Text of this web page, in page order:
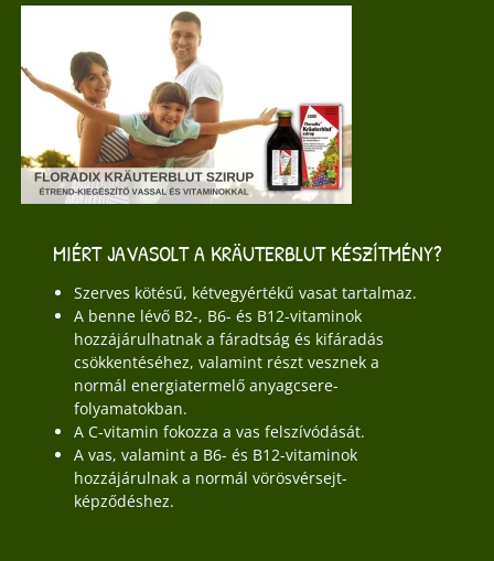
MIÉRT JAVASOLT A KRÄUTERBLUT KÉSZÍTMÉNY?
Szerves kötésű, kétvegyértékű vasat tartalmaz.
A benne lévő B2-, B6- és B12-vitaminok
hozzájárulhatnak a fáradtság és kifáradás
csökkentéséhez, valamint részt vesznek a
normál energiatermelő anyagcsere-
folyamatokban.
A C-vitamin fokozza a vas felszívódását.
A vas, valamint a B6- és B12-vitaminok
hozzájárulnak a normál vörösvérsejt-
képződéshez.